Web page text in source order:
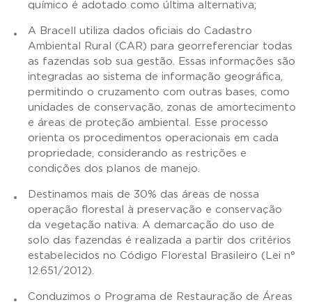
químico é adotado como última alternativa;
A Bracell utiliza dados oficiais do Cadastro
Ambiental Rural (CAR) para georreferenciar todas
as fazendas sob sua gestão. Essas informações são
integradas ao sistema de informação geográfica,
permitindo o cruzamento com outras bases, como
unidades de conservação, zonas de amortecimento
e áreas de proteção ambiental. Esse processo
orienta os procedimentos operacionais em cada
propriedade, considerando as restrições e
condições dos planos de manejo.
Destinamos mais de 30% das áreas de nossa
operação florestal à preservação e conservação
da vegetação nativa. A demarcação do uso de
solo das fazendas é realizada a partir dos critérios
estabelecidos no Código Florestal Brasileiro (Lei n°
12.651/2012).
Conduzimos o Programa de Restauração de Áreas